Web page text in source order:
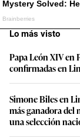
Lo más visto
Papa León XIV en
confirmadas en
Simone Biles en
más ganadora del
una selección